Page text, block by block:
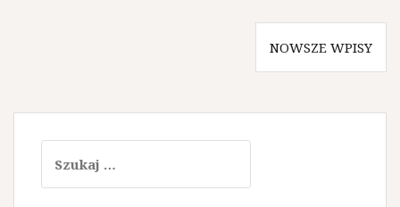
NOWSZE WPISY